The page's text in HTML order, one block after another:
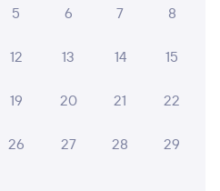
Отель
Express
5 6 7 8
12 13 14 15
19 20 21 22
26 27 28 29